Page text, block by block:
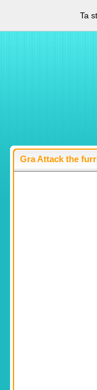
Gra Attack the
Ta